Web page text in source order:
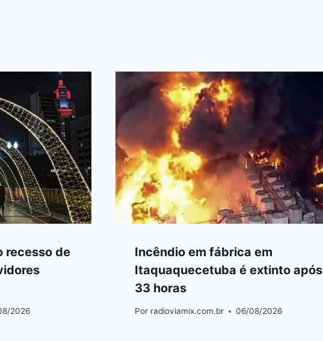
recesso de
2026
Incêndio em fábrica em
Itaquaquecetuba é extinto após
33 horas
Por radioviamix.com.br 06/08/2026